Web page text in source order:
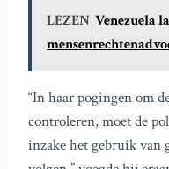
LEZEN Venezuela
“In haar pogingen om
controleren, moet de
inzake het gebruik van